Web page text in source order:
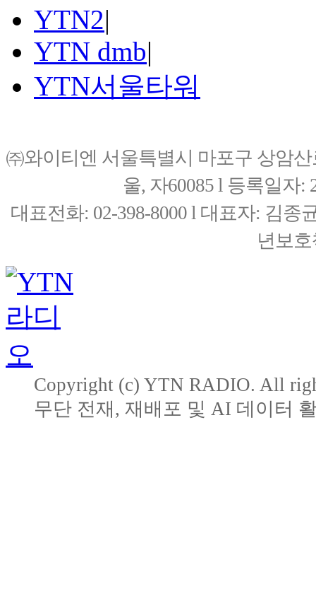
YTN2|
YTN dmb|
YTN서울타워
㈜와이티엔 서울특별시 마포구 상암
울, 자60085 l 등록일자:
대표전화: 02-398-8000 l 대표자: 김종
년보
Copyright (c) YTN RADIO. All
무단 전재, 재배포 및 AI 데이터